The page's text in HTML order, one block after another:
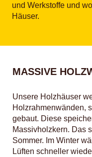
und Werkstoffe und
Häuser.
MASSIVE
Unsere Holzhäuser
Holzrahmenwänden,
gebaut. Diese
Massivholzkern. Das
Sommer. Im Winter
Lüften schneller